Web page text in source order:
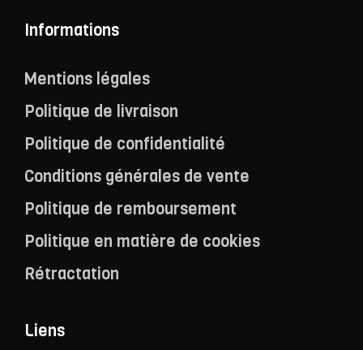
Informations
Mentions légales
Politique de livraison
Politique de confidentialité
Conditions générales de vente
Politique de remboursement
Politique en matière de cookies
Rétractation
Liens